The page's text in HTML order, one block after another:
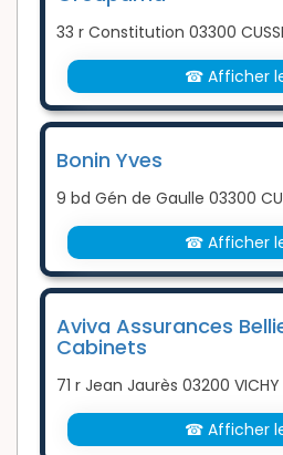
33 r Constitution 03300
☎ Afficher
Bonin Yves
9 bd Gén de Gaulle 03300
☎ Afficher
Aviva Assurances
Cabinets
71 r Jean Jaurès 03200 VICHY
☎ Afficher